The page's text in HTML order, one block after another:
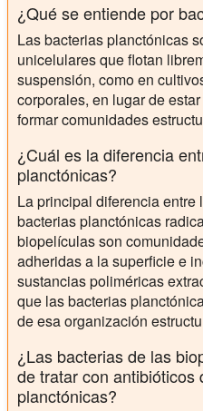
¿Qué se entiende por
Las bacterias planctónicas
unicelulares que flotan
suspensión, como en
corporales, en lugar de
formar comunidades
¿Cuál es la diferencia
planctónicas?
La principal diferencia
bacterias planctónicas
biopelículas son
adheridas a la superficie e
sustancias poliméricas
que las bacterias
de esa organización
¿Las bacterias de las
de tratar con antibióticos
planctónicas?